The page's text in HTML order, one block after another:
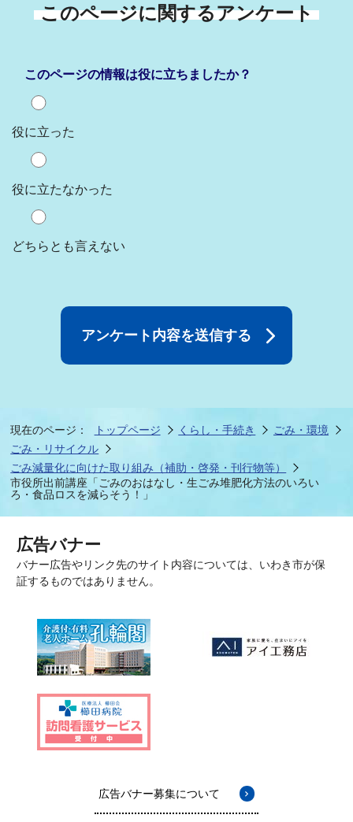
このページに関するアンケート
このページの情報は役に立ちましたか？
役に立った
役に立たなかった
どちらとも言えない
現在のページ： トップページ くらし・手続き
ごみ・環境
ごみ・リサイクル
ごみ減量化に向けた取り組み（補助・啓発・刊行物等）
市役所出前講座「ごみのおはなし・生ごみ堆肥化方法のいろい
ろ・食品ロスを減らそう！」
広告バナー
バナー広告やリンク先のサイト内容については、いわき市が保
証するものではありません。
広告バナー募集について